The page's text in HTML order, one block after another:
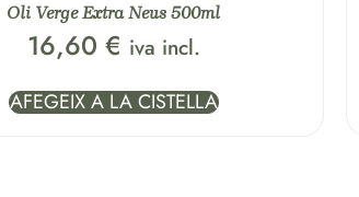
Oli Verge Extra Neus 500ml
16,60 € iva incl.
AFEGEIX A LA CISTELLA